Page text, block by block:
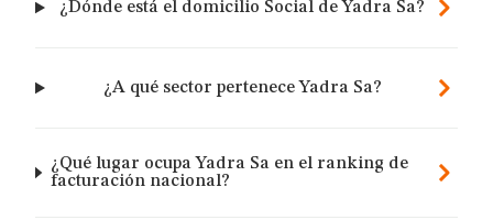
¿Dónde está el domicilio Social de Yadra Sa?
¿A qué sector pertenece Yadra Sa?
¿Qué lugar ocupa Yadra Sa en el ranking de
facturación nacional?